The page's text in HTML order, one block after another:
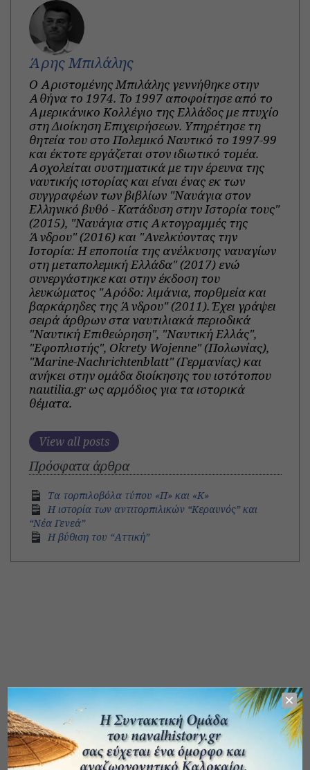
Άρης Μπιλάλης
Ο Αριστομένης Μπιλάλης γεννήθηκε στην
Αθήνα το 1974. Το 1997 αποφοίτησε από το
Αμερικάνικο Κολλέγιο της Ελλάδος με πτυχίο
στη Διοίκηση Επιχειρήσεων. Υπηρέτησε τη
θητεία του στο Πολεμικό Ναυτικό το 1997-99
και έκτοτε εργάζεται στον ιδιωτικό τομέα.
Ασχολείται συστηματικά με την έρευνα της
ναυτικής ιστορίας και είναι ένας εκ των
συγγραφέων των βιβλίων "Ναυάγια στον
Ελληνικό βυθό - Κατάδυση στην Ιστορία τους"
(2015), "Ναυάγια στις Ακτογραμμές της
Άνδρου" (2016) και "Ανελκύοντας την
Ιστορία: Η εποποιία της ανέλκυσης ναυαγίων
στη μεταπολεμική Ελλάδα" (2017) ενώ
συνεργάστηκε και στην έκδοση του
λευκώματος "Αρόδο: λιμάνια, πορθμεία και
βαρκάρηδες της Άνδρου" (2011). Έχει γράψει
σειρά άρθρων στα ναυτιλιακά περιοδικά
"Ναυτική Επιθεώρηση", "Ναυτική Ελλάς",
"Εφοπλιστής", Okrety Wojenne" (Πολωνίας),
"Marine-Nachrichtenblatt" (Γερμανίας) και
ανήκει στην ομάδα διοίκησης του ιστότοπου
nautilia.gr ως αρμόδιος για τα ιστορικά
θέματα.
View all posts
Πρόσφατα άρθρα
Τα τορπιλοβόλα τύπου «Π» και «Κ»
Η ιστορία των αντιτορπιλικών “Κεραυνός” και
“Νέα Γενεά”
H βύθιση του “Αττική”